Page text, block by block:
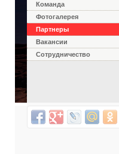
Команда
Фотогалерея
Партнеры
Вакансии
Сотрудничество